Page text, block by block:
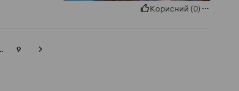
Корисний (0)
9